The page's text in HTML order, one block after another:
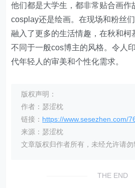
他们都是大学生，都非常贴合画作
cosplay还是绘画。在现场和粉丝
融入了更多的生活情趣，在秋和柯
不同于一般cos博主的风格。令人
代年轻人的审美和个性化需求。
版权声明：
作者：瑟涩枕
链接： https://www.sesezhen.com/
来源：瑟涩枕
文章版权归作者所有，未经允许请勿
THE END